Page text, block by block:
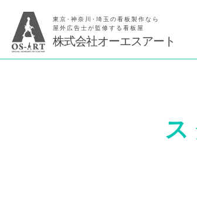
東京･神奈川･埼玉の看板製作なら
屋外広告士が監修する看板屋
株式会社オーエスアート